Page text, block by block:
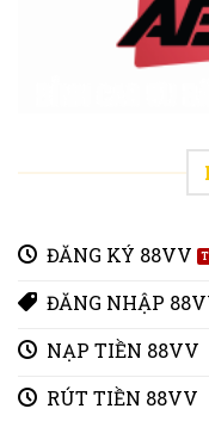
ĐĂNG KÝ 88VV
ĐĂNG NHẬP
NẠP TIỀN 88VV
RÚT TIỀN 88VV